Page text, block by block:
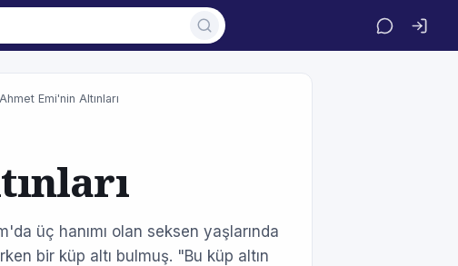
Ahmet Emi'nin Altınları
üç hanımı olan seksen yaşlarında
bir küp altı bulmuş. "Bu küp altın